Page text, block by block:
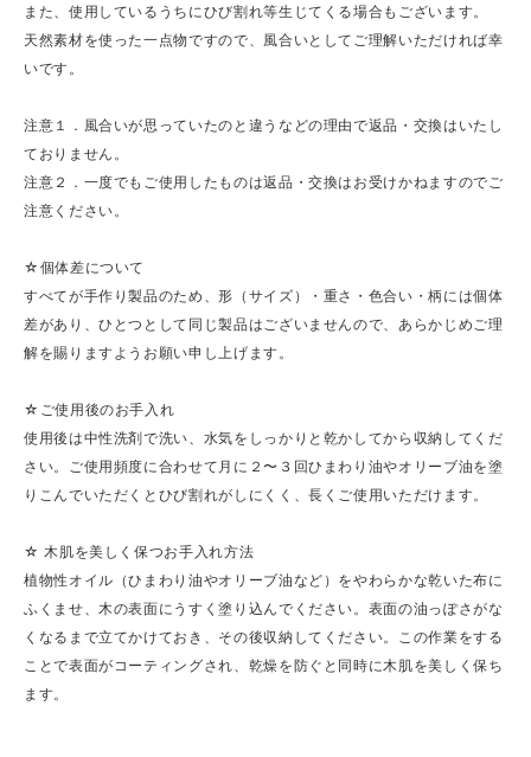
また、使用しているうちにひび割れ等生じてくる場合もございます。
天然素材を使った一点物ですので、風合いとしてご理解いただければ幸
いです。
注意１．風合いが思っていたのと違うなどの理由で返品・交換はいたし
ておりません。
注意２．一度でもご使用したものは返品・交換はお受けかねますのでご
注意ください。
☆個体差について
すべてが手作り製品のため、形（サイズ）・重さ・色合い・柄には個体
差があり、ひとつとして同じ製品はございませんので、あらかじめご理
解を賜りますようお願い申し上げます。
☆ご使用後のお手入れ
使用後は中性洗剤で洗い、水気をしっかりと乾かしてから収納してくだ
さい。ご使用頻度に合わせて月に２〜３回ひまわり油やオリーブ油を塗
りこんでいただくとひび割れがしにくく、長くご使用いただけます。
☆ 木肌を美しく保つお手入れ方法
植物性オイル（ひまわり油やオリーブ油など）をやわらかな乾いた布に
ふくませ、木の表面にうすく塗り込んでください。表面の油っぽさがな
くなるまで立てかけておき、その後収納してください。この作業をする
ことで表面がコーティングされ、乾燥を防ぐと同時に木肌を美しく保ち
ます。